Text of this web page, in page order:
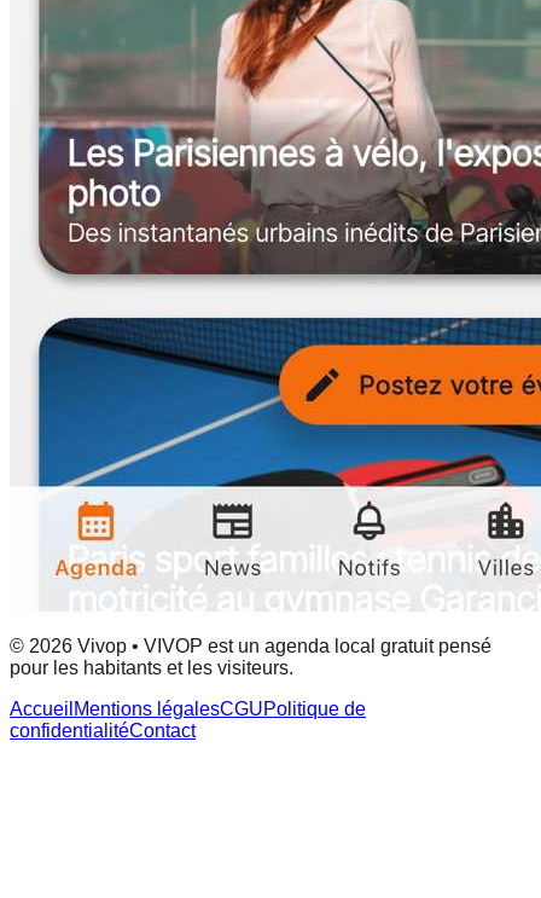
© 2026 Vivop • VIVOP est un agenda local gratuit pensé
pour les habitants et les visiteurs.
Accueil Mentions légalesCGUPolitique de
confidentialitéContact